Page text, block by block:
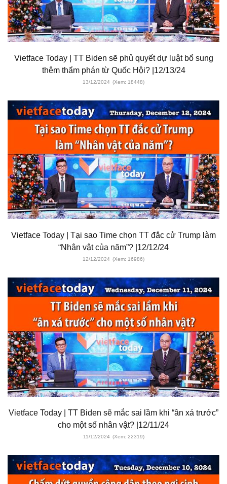
Vietface Today | TT Biden sẽ phủ quyết dự luật bổ sung
thêm thẩm phán từ Quốc Hội? |12/13/24
13/12/2024 (Xem: 18448)
Vietface Today | Tại sao Time chọn TT đắc cử Trump làm
“Nhân vật của năm”? |12/12/24
12/12/2024 (Xem: 16986)
Vietface Today | TT Biden sẽ mắc sai lầm khi “ân xá trước”
cho một số nhân vật? |12/11/24
11/12/2024 (Xem: 22319)